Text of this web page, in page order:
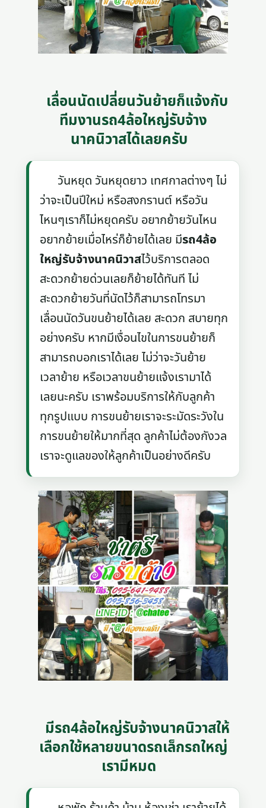
เลื่อนนัดเปลี่ยนวันย้ายก็แจ้งกับ
ทีมงานรถ4ล้อใหญ่รับจ้าง
นาคนิวาสได้เลยครับ
วันหยุด วันหยุดยาว เทศกาลต่างๆ ไม่
ว่าจะเป็นปีใหม่ หรือสงกรานต์ หรือวัน
ไหนๆเราก็ไม่หยุดครับ อยากย้ายวันไหน
อยากย้ายเมื่อไหร่ก็ย้ายได้เลย มีรถ4ล้อ
ใหญ่รับจ้างนาคนิวาสไว้บริการตลอด
สะดวกย้ายด่วนเลยก็ย้ายได้ทันที ไม่
สะดวกย้ายวันที่นัดไว้ก็สามารถโทรมา
เลื่อนนัดวันขนย้ายได้เลย สะดวก สบายทุก
อย่างครับ หากมีเงื่อนไขในการขนย้ายก็
สามารถบอกเราได้เลย ไม่ว่าจะวันย้าย
เวลาย้าย หรือเวลาขนย้ายแจ้งเรามาได้
เลยนะครับ เราพร้อมบริการให้กับลูกค้า
ทุกรูปแบบ การขนย้ายเราจะระมัดระวังใน
การขนย้ายให้มากที่สุด ลูกค้าไม่ต้องกังวล
เราจะดูแลของให้ลูกค้าเป็นอย่างดีครับ
มีรถ4ล้อใหญ่รับจ้างนาคนิวาสให้
เลือกใช้หลายขนาดรถเล็กรถใหญ่
เรามีหมด